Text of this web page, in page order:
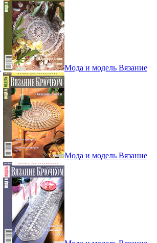
Мода и модель Вязание
Мода и модель Вязание